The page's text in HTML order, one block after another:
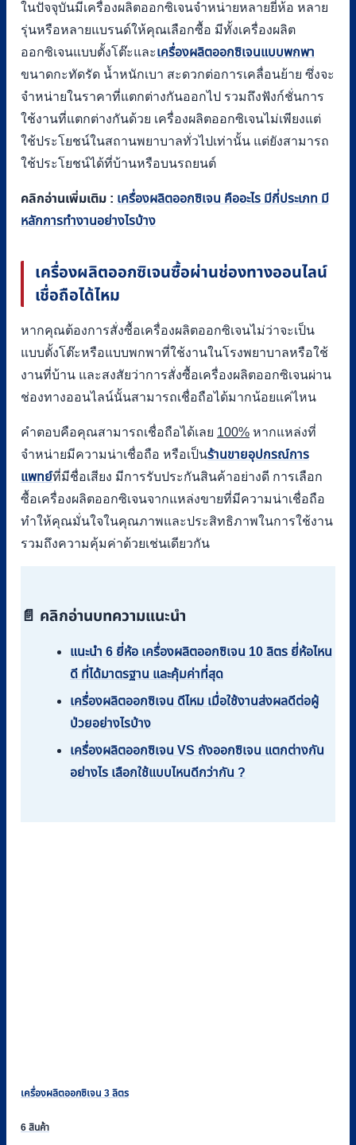
ในปัจจุบันมีเครื่องผลิตออกซิเจนจำหน่ายหลายยี่ห้อ หลาย
รุ่นหรือหลายแบรนด์ให้คุณเลือกซื้อ มีทั้งเครื่องผลิต
ออกซิเจนแบบตั้งโต๊ะและเครื่องผลิตออกซิเจนแบบพกพา
ขนาดกะทัดรัด น้ำหนักเบา สะดวกต่อการเคลื่อนย้าย ซึ่งจะ
จำหน่ายในราคาที่แตกต่างกันออกไป รวมถึงฟังก์ชั่นการ
ใช้งานที่แตกต่างกันด้วย เครื่องผลิตออกซิเจนไม่เพียงแต่
ใช้ประโยชน์ในสถานพยาบาลทั่วไปเท่านั้น แต่ยังสามารถ
ใช้ประโยชน์ได้ที่บ้านหรือบนรถยนต์
คลิกอ่านเพิ่มเติม : เครื่องผลิตออกซิเจน คืออะไร มีกี่ประเภท มี
หลักการทำงานอย่างไรบ้าง
เครื่องผลิตออกซิเจนซื้อผ่านช่องทางออนไลน์
เชื่อถือได้ไหม
หากคุณต้องการสั่งซื้อเครื่องผลิตออกซิเจนไม่ว่าจะเป็น
แบบตั้งโต๊ะหรือแบบพกพาที่ใช้งานในโรงพยาบาลหรือใช้
งานที่บ้าน และสงสัยว่าการสั่งซื้อเครื่องผลิตออกซิเจนผ่าน
ช่องทางออนไลน์นั้นสามารถเชื่อถือได้มากน้อยแค่ไหน
คำตอบคือคุณสามารถเชื่อถือได้เลย 100% หากแหล่งที่
จำหน่ายมีความน่าเชื่อถือ หรือเป็นร้านขายอุปกรณ์การ
แพทย์ที่มีชื่อเสียง มีการรับประกันสินค้าอย่างดี การเลือก
ซื้อเครื่องผลิตออกซิเจนจากแหล่งขายที่มีความน่าเชื่อถือ
ทำให้คุณมั่นใจในคุณภาพและประสิทธิภาพในการใช้งาน
รวมถึงความคุ้มค่าด้วยเช่นเดียวกัน
📄 คลิกอ่านบทความแนะนำ
แนะนำ 6 ยี่ห้อ เครื่องผลิตออกซิเจน 10 ลิตร ยี่ห้อไหน
ดี ที่ได้มาตรฐาน และคุ้มค่าที่สุด
เครื่องผลิตออกซิเจน ดีไหม เมื่อใช้งานส่งผลดีต่อผู้
ป่วยอย่างไรบ้าง
เครื่องผลิตออกซิเจน VS ถังออกซิเจน แตกต่างกัน
อย่างไร เลือกใช้แบบไหนดีกว่ากัน ?
เครื่องผลิตออกซิเจน 3 ลิตร
6 สินค้า